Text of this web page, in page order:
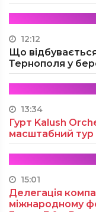
12:12
Що
Тернополя у
13:34
Гурт Kalush
масштабний тур
15:01
Делегація
міжнародному